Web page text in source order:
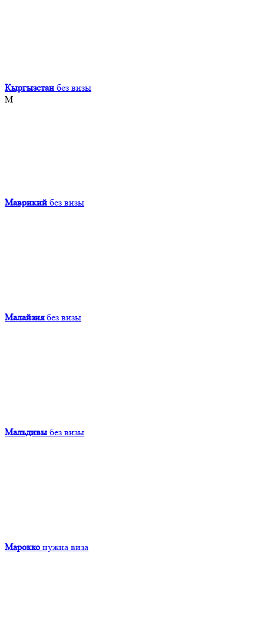
Кыргызcтан без визы
М
Маврикий без визы
Малайзия без визы
Мальдивы без визы
Марокко нужна виза